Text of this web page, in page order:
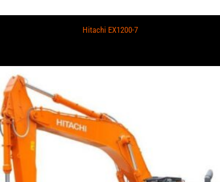
Hitachi EX1200-7